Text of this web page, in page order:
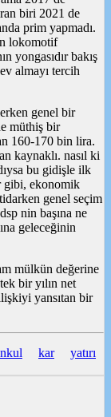
biri 2021 de
prim yapmadı.
lokomotif
yongasıdır bakış
almayı tercih
genel bir
müthiş bir
160-170 bin lira.
kaynaklı. nasıl ki
bu gidişle ilk
gibi, ekonomik
genel seçim
nin başına ne
geleceğinin
mülkün değerine
bir yılın net
yansıtan bir
kar
yatırı